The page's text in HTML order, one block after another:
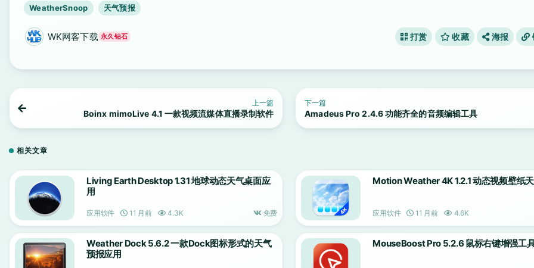
WeatherSnoop 天气预报
WK网客下载 永久钻石 打赏 收藏 海报
上一篇
Boinx mimoLive 4.1 一款视频流媒体直播录制软件
下一篇
Amadeus Pro 2.4.6 功能齐全的音频编辑工具
相关文章
Living Earth Desktop 1.31 地球动态天气桌面应
用
应用软件 11 月前 4.3K 免费
Motion Weather 4K 1.2.1 动态视频壁纸
应用软件 11 月前 4.6K
Weather Dock 5.6.2 一款Dock图标形式的天气
预报应用
MouseBoost Pro 5.2.6 鼠标右键增强工